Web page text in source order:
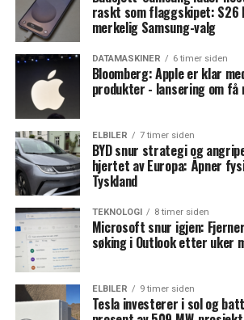
raskt som flaggskipet: S26
merkelig Samsung-valg
DATAMASKINER 6 timer siden
Bloomberg: Apple er klar
produkter - lansering om få
ELBILER 7 timer siden
BYD snur strategi og
hjertet av Europa: Åpner
Tyskland
TEKNOLOGI 8 timer siden
Microsoft snur igjen:
søking i Outlook etter uker
ELBILER 9 timer siden
Tesla investerer i sol og